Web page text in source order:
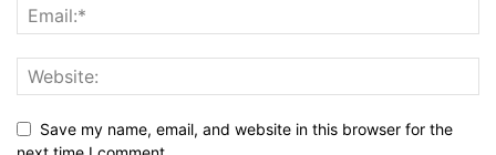
Save my name, email, and website in this browser for the